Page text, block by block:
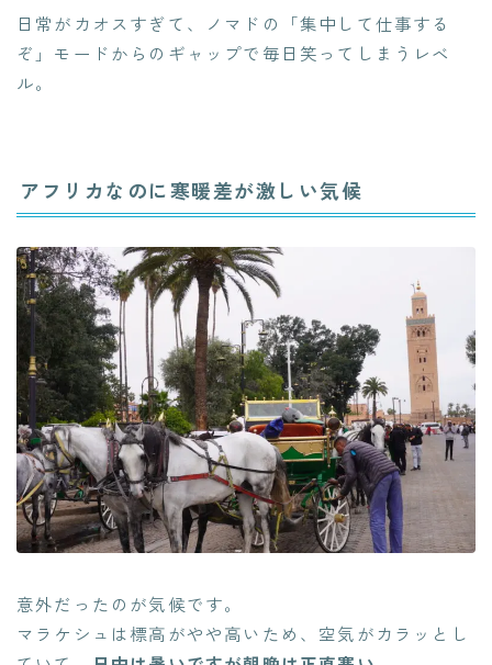
日常がカオスすぎて、ノマドの「集中して仕事する
ぞ」モードからのギャップで毎日笑ってしまうレベ
ル。
アフリカなのに寒暖差が激しい気候
意外だったのが気候です。
マラケシュは標高がやや高いため、空気がカラッとし